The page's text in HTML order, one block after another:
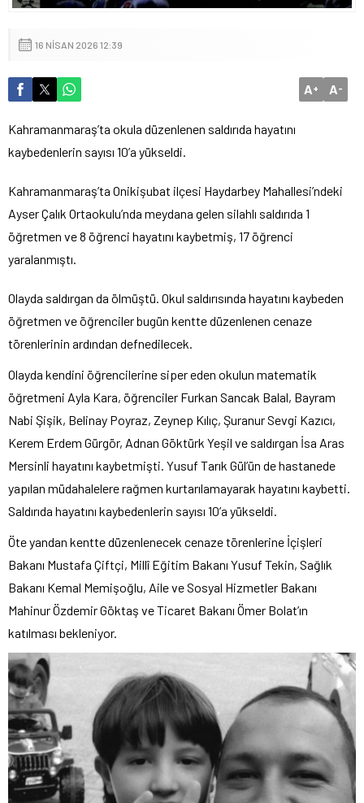
16 NISAN 2026 12:39
A+ A-
Kahramanmaraş’ta okula düzenlenen saldırıda hayatını
kaybedenlerin sayısı 10’a yükseldi.
Kahramanmaraş’ta Onikişubat ilçesi Haydarbey Mahallesi’ndeki
Ayser Çalık Ortaokulu’nda meydana gelen silahlı saldırıda 1
öğretmen ve 8 öğrenci hayatını kaybetmiş, 17 öğrenci
yaralanmıştı.
Olayda saldırgan da ölmüştü. Okul saldırısında hayatını kaybeden
öğretmen ve öğrenciler bugün kentte düzenlenen cenaze
törenlerinin ardından defnedilecek.
Olayda kendini öğrencilerine siper eden okulun matematik
öğretmeni Ayla Kara, öğrenciler Furkan Sancak Balal, Bayram
Nabi Şişik, Belinay Poyraz, Zeynep Kılıç, Şuranur Sevgi Kazıcı,
Kerem Erdem Gürgör, Adnan Göktürk Yeşil ve saldırgan İsa Aras
Mersinli hayatını kaybetmişti. Yusuf Tarık Gül’ün de hastanede
yapılan müdahalelere rağmen kurtarılamayarak hayatını kaybetti.
Saldırıda hayatını kaybedenlerin sayısı 10’a yükseldi.
Öte yandan kentte düzenlenecek cenaze törenlerine İçişleri
Bakanı Mustafa Çiftçi, Millî Eğitim Bakanı Yusuf Tekin, Sağlık
Bakanı Kemal Memişoğlu, Aile ve Sosyal Hizmetler Bakanı
Mahinur Özdemir Göktaş ve Ticaret Bakanı Ömer Bolat’ın
katılması bekleniyor.